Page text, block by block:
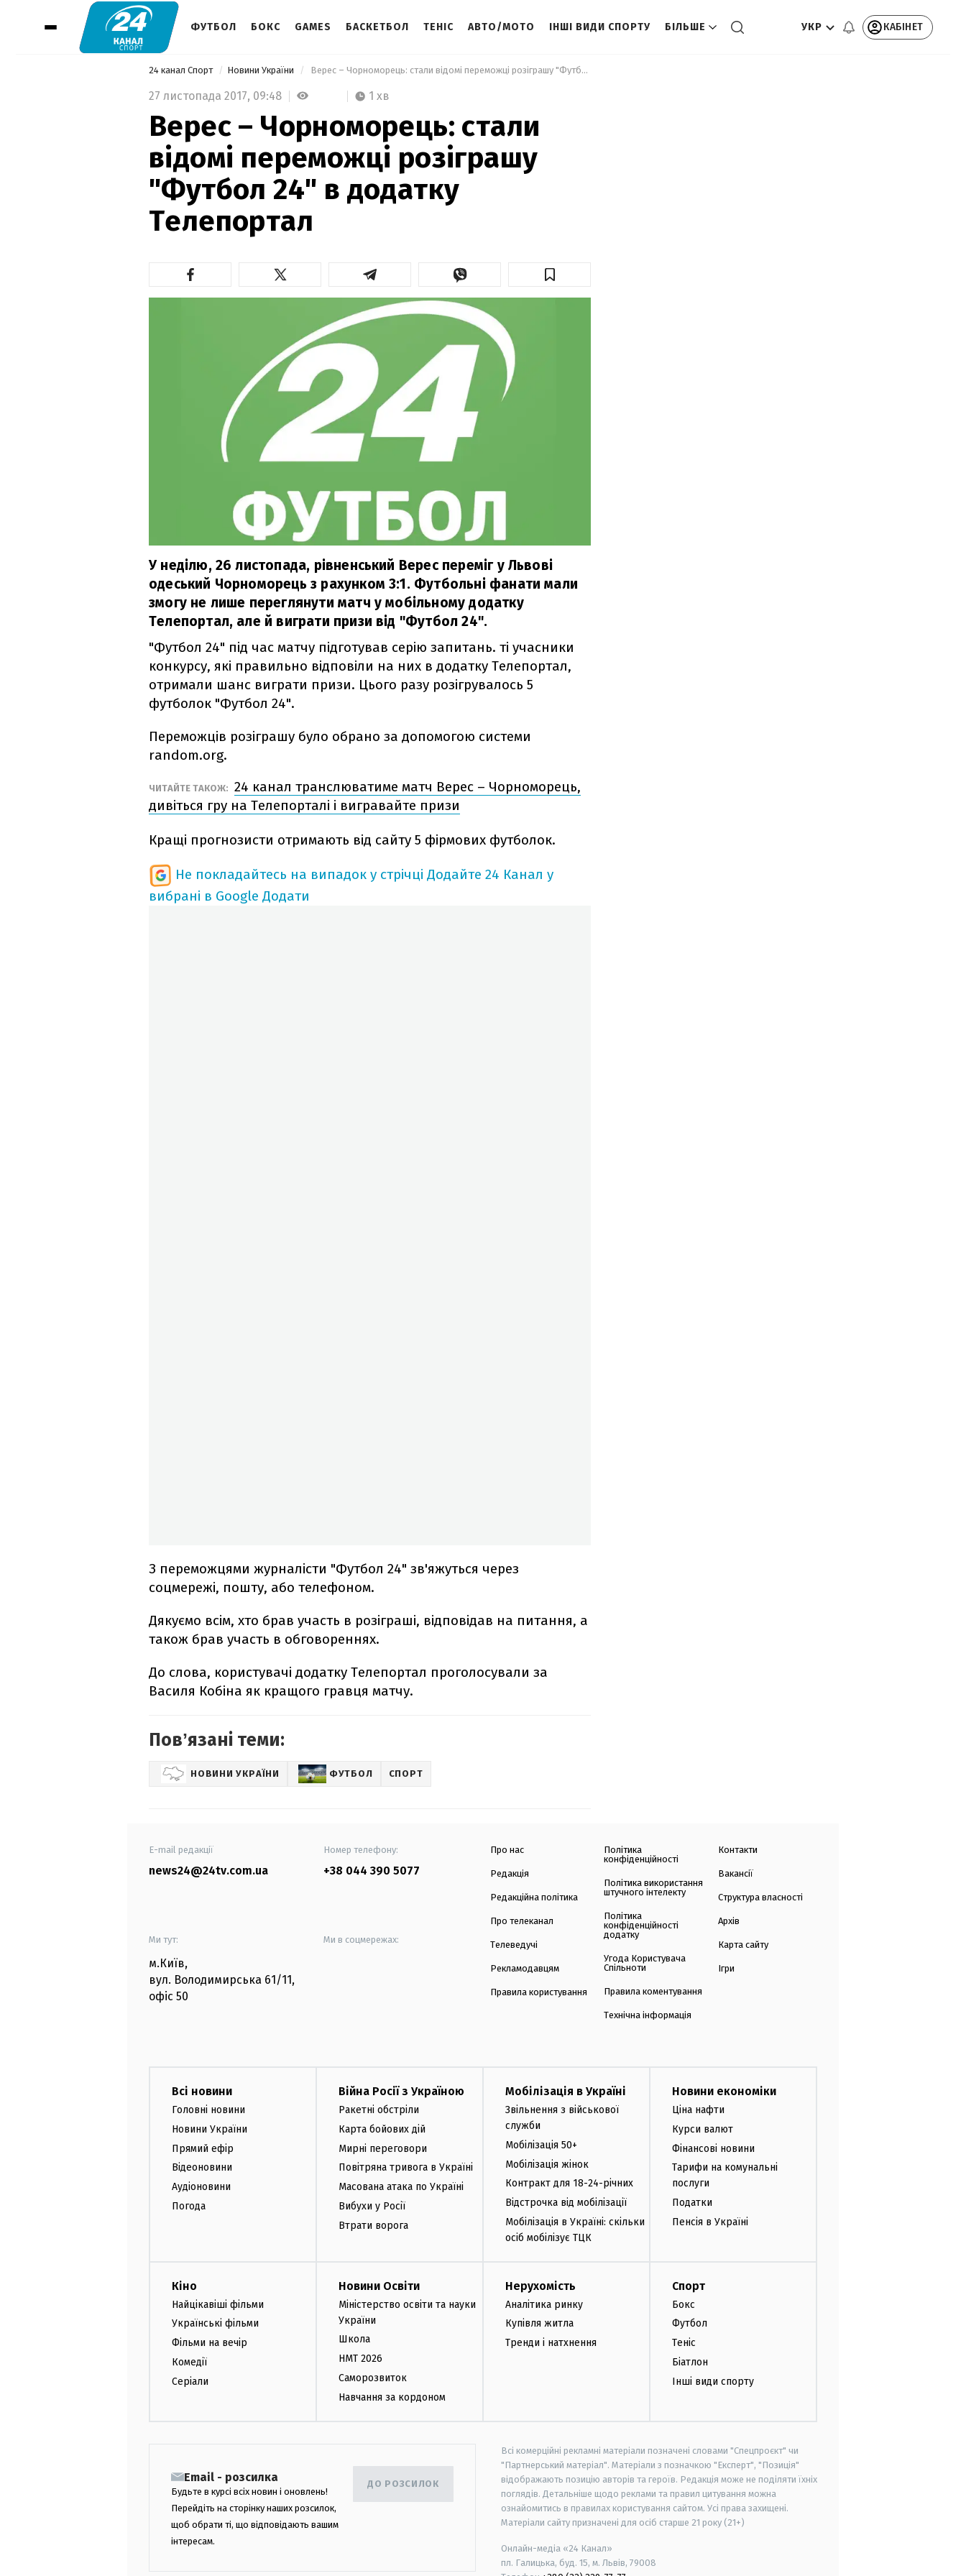
ФУТБОЛ БОКС GAMES БАСКЕТБОЛ ТЕНІС АВТО/МОТО ІНШІ ВИДИ СПОРТУ БІЛЬШЕ УКР КАБІНЕТ
24 канал Спорт Новини України Верес – Чорноморець: стали відомі переможці розіграшу "Футбол 24" в додатку Телепортал
27 листопада 2017, 09:48 1 хв
Верес – Чорноморець: стали
відомі переможці розіграшу
"Футбол 24" в додатку
Телепортал
У неділю, 26 листопада, рівненський Верес переміг у Львові
одеський Чорноморець з рахунком 3:1. Футбольні фанати мали
змогу не лише переглянути матч у мобільному додатку
Телепортал, але й виграти призи від "Футбол 24".
"Футбол 24" під час матчу підготував серію запитань. ті учасники
конкурсу, які правильно відповіли на них в додатку Телепортал,
отримали шанс виграти призи. Цього разу розігрувалось 5
футболок "Футбол 24".
Переможців розіграшу було обрано за допомогою системи
random.org.
ЧИТАЙТЕ ТАКОЖ: 24 канал транслюватиме матч Верес – Чорноморець,
дивіться гру на Телепорталі і вигравайте призи
Кращі прогнозисти отримають від сайту 5 фірмових футболок.
Не покладайтесь на випадок у стрічці Додайте 24 Канал у
вибрані в Google Додати
З переможцями журналісти "Футбол 24" зв'яжуться через
соцмережі, пошту, або телефоном.
Дякуємо всім, хто брав участь в розіграші, відповідав на питання, а
також брав участь в обговореннях.
До слова, користувачі додатку Телепортал проголосували за
Василя Кобіна як кращого гравця матчу.
Повʼязані теми:
НОВИНИ УКРАЇНИ ФУТБОЛ СПОРТ
E-mail редакції
news24@24tv.com.ua
Номер телефону:
+38 044 390 5077
Ми тут:
м.Київ,
вул. Володимирська 61/11,
офіс 50
Ми в соцмережах:
Про нас
Редакція
Редакційна політика
Про телеканал
Телеведучі
Рекламодавцям
Правила користування
Політика
конфіденційності
Політика використання
штучного інтелекту
Політика
конфіденційності
додатку
Угода Користувача
Спільноти
Правила коментування
Технічна інформація
Контакти
Вакансії
Структура власності
Архів
Карта сайту
Ігри
Всі новини
Головні новини
Новини України
Прямий ефір
Відеоновини
Аудіоновини
Погода
Війна Росії з Україною
Ракетні обстріли
Карта бойових дій
Мирні переговори
Повітряна тривога в Україні
Масована атака по Україні
Вибухи у Росії
Втрати ворога
Мобілізація в Україні
Звільнення з військової
служби
Мобілізація 50+
Мобілізація жінок
Контракт для 18-24-річних
Відстрочка від мобілізації
Мобілізація в Україні: скільки
осіб мобілізує ТЦК
Новини економіки
Ціна нафти
Курси валют
Фінансові новини
Тарифи на комунальні
послуги
Податки
Пенсія в Україні
Кіно
Найцікавіші фільми
Українські фільми
Фільми на вечір
Комедії
Серіали
Новини Освіти
Міністерство освіти та науки
України
Школа
НМТ 2026
Саморозвиток
Навчання за кордоном
Нерухомість
Аналітика ринку
Купівля житла
Тренди і натхнення
Спорт
Бокс
Футбол
Теніс
Біатлон
Інші види спорту
Email - розсилка
Будьте в курсі всіх новин і оновлень!
Перейдіть на сторінку наших розсилок,
щоб обрати ті, що відповідають вашим
інтересам.
ДО РОЗСИЛОК
Всі комерційні рекламні матеріали позначені словами "Спецпроєкт" чи
"Партнерський матеріал". Матеріали з позначкою "Експерт", "Позиція"
відображають позицію авторів та героїв. Редакція може не поділяти їхніх
поглядів. Детальніше щодо реклами та правил цитування можна
ознайомитись в правилах користування сайтом. Усі права захищені.
Матеріали сайту призначені для осіб старше 21 року (21+)
Онлайн-медіа «24 Канал»
пл. Галицька, буд. 15, м. Львів, 79008